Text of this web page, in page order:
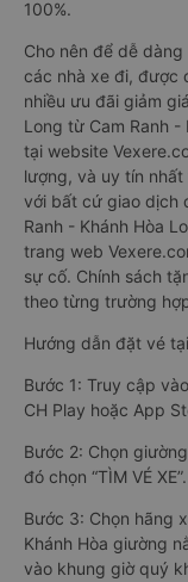
100%.
Cho nên để dễ
các nhà xe đi, được
nhiều ưu đãi giảm
Long từ Cam Ranh -
tại website
lượng, và uy tín
với bất cứ giao dịch
Ranh - Khánh Hòa
trang web
sự cố. Chính sách
theo từng trường
Hướng dẫn đặt vé
Bước 1: Truy cập
CH Play hoặc App
Bước 2: Chọn
đó chọn “TÌM VÉ XE”.
Bước 3: Chọn hãng
Khánh Hòa giường
vào khung giờ quý